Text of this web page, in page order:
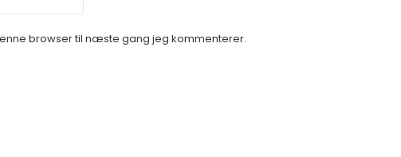
browser til næste gang jeg kommenterer.